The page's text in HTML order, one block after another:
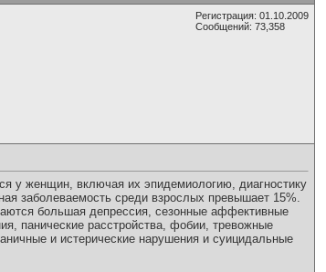
Регистрация: 01.10.2009
Сообщений: 73,358
у женщин, включая их эпидемиологию, диагностику
заболеваемость среди взрослых превышает 15%.
большая депрессия, сезонные аффективные
панические расстройства, фобии, тревожные
и истерические нарушения и суицидальные